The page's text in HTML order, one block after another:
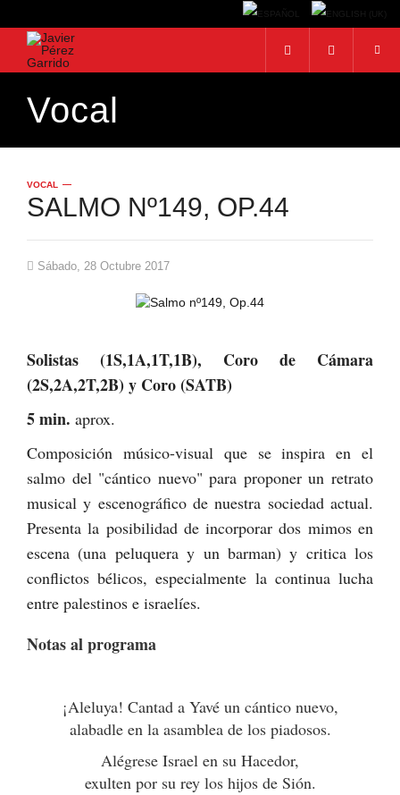
BUSCAR
Vocal
VOCAL
SALMO Nº149, OP.44
Sábado, 28 Octubre 2017
Solistas (1S,1A,1T,1B), Coro de Cámara
(2S,2A,2T,2B) y Coro (SATB)
5 min. aprox.
Composición músico-visual que se inspira en el
salmo del "cántico nuevo" para proponer un retrato
musical y escenográfico de nuestra sociedad actual.
Presenta la posibilidad de incorporar dos mimos en
escena (una peluquera y un barman) y critica los
conflictos bélicos, especialmente la continua lucha
entre palestinos e israelíes.
Notas al programa
¡Aleluya! Cantad a Yavé un cántico nuevo,
alabadle en la asamblea de los piadosos.
Alégrese Israel en su Hacedor,
exulten por su rey los hijos de Sión.